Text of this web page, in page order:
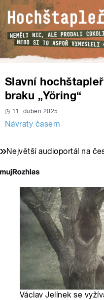
Slavní
braku „Yöring“
11. duben 2025
Návraty časem
Největší audioportál na
Václav Jelínek se